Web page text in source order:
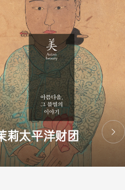
莉太平洋财团